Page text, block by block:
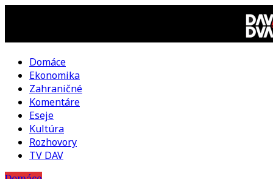
DAV
DVA
kultúrno-
Domáce
Ekonomika
Zahraničné
Komentáre
Eseje
Kultúra
Rozhovory
TV DAV